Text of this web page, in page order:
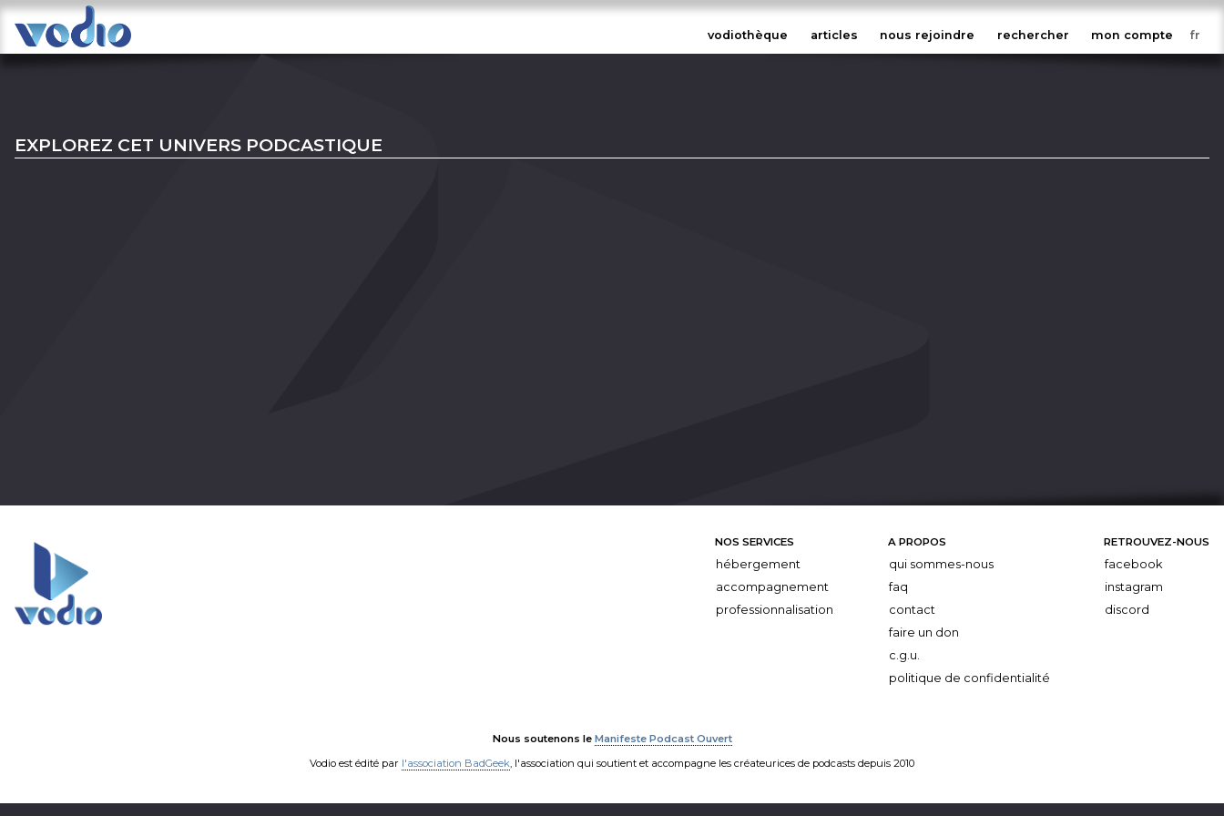
vodiothèque articles nous rejoindre rechercher mon compte
EXPLOREZ CET UNIVERS PODCASTIQUE
NOS SERVICES
hébergement
accompagnement
professionnalisation
A PROPOS
qui sommes-nous
faq
contact
faire un don
c.g.u.
politique de confidentialité
RETROUVEZ-NOUS
facebook
instagram
discord
Nous soutenons le Manifeste Podcast Ouvert
Vodio est édité par l'association BadGeek, l'association qui soutient et accompagne les créateurices de podcasts depuis 2010